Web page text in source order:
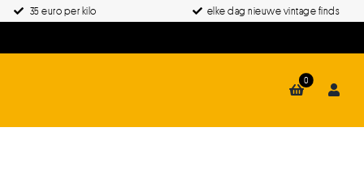
35 euro per kilo elke dag nieuwe vintage finds
0